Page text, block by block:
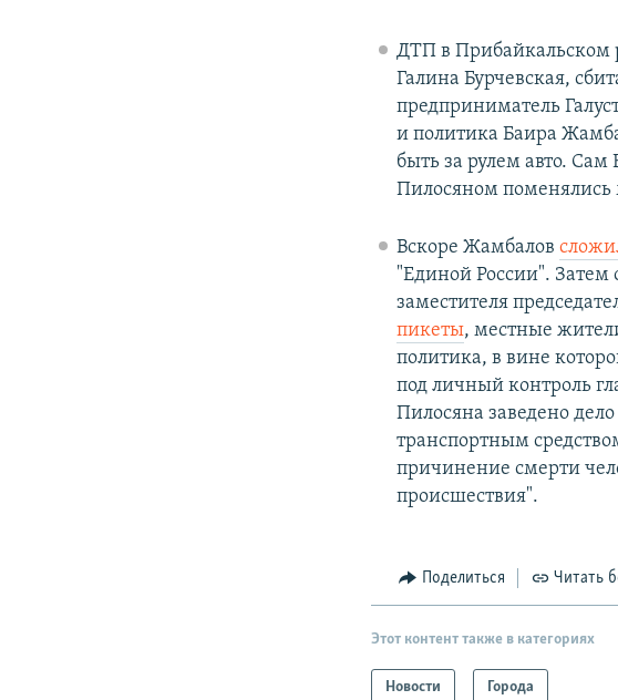
ДТП в Прибайкальском
Галина Бурчевская,
предприниматель
и политика Баира
быть за рулем авто.
Пилосяном поменялись
Вскоре Жамбалов
"Единой России". Затем
заместителя
пикеты, местные
политика, в вине
под личный контроль
Пилосяна заведено
транспортным
причинение смерти
происшествия".
Поделиться Читать
Этот контент также в категориях
Новости Города